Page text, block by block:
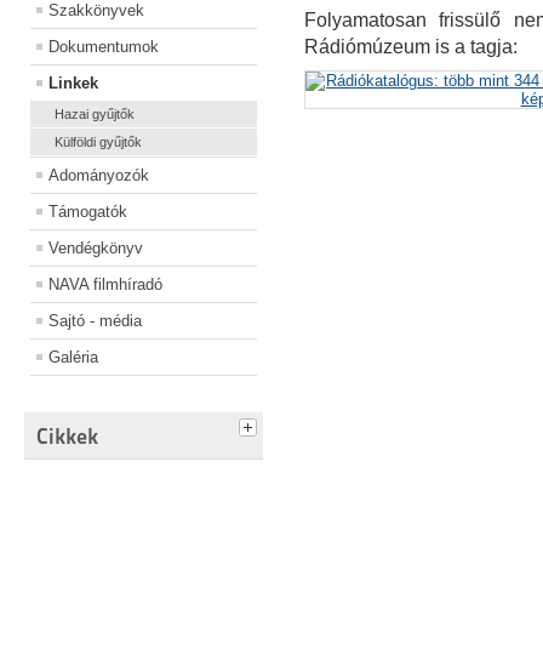
Szakkönyvek
Dokumentumok
Linkek
Hazai gyűjtők
Külföldi gyűjtők
Adományozók
Támogatók
Vendégkönyv
NAVA filmhíradó
Sajtó - média
Galéria
Cikkek
Folyamatosan frissülő
Rádiómúzeum is a tagja: